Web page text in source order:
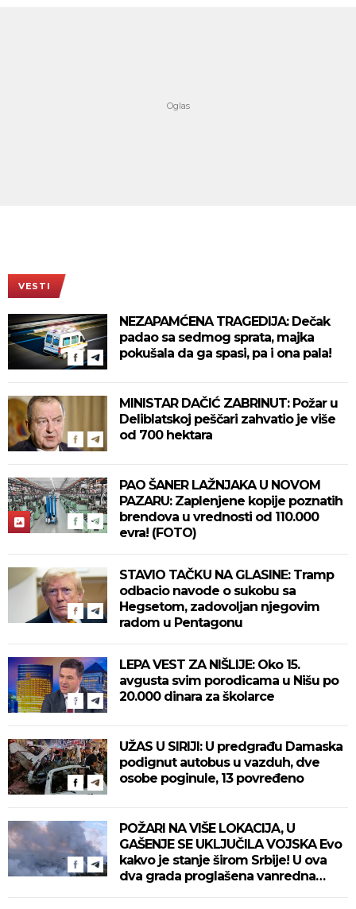
VESTI
NEZAPAMĆENA TRAGEDIJA: Dečak
padao sa sedmog sprata, majka
pokušala da ga spasi, pa i ona pala!
MINISTAR DAČIĆ ZABRINUT: Požar u
Deliblatskoj peščari zahvatio je više
od 700 hektara
PAO ŠANER LAŽNJAKA U NOVOM
PAZARU: Zaplenjene kopije poznatih
brendova u vrednosti od 110.000
evra! (FOTO)
STAVIO TAČKU NA GLASINE: Tramp
odbacio navode o sukobu sa
Hegsetom, zadovoljan njegovim
radom u Pentagonu
LEPA VEST ZA NIŠLIJE: Oko 15.
avgusta svim porodicama u Nišu po
20.000 dinara za školarce
UŽAS U SIRIJI: U predgrađu Damaska
podignut autobus u vazduh, dve
osobe poginule, 13 povređeno
POŽARI NA VIŠE LOKACIJA, U
GAŠENJE SE UKLJUČILA VOJSKA Evo
kakvo je stanje širom Srbije! U ova
dva grada proglašena vanredna